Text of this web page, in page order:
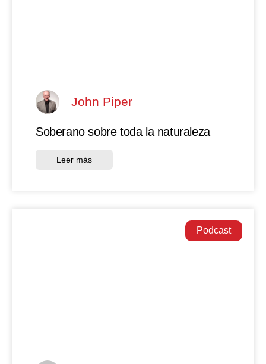
John Piper
Soberano sobre toda la naturaleza
Leer más
Podcast